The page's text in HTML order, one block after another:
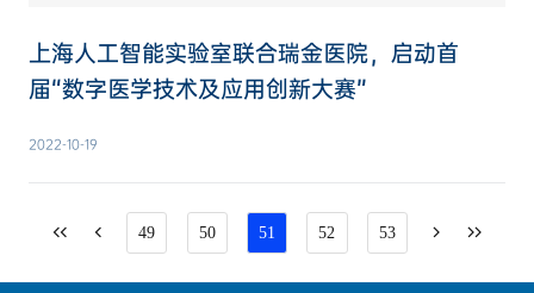
上海人工智能实验室联合瑞金医院，启动首
届“数字医学技术及应用创新大赛”
2022-10-19
49 50 51 52 53